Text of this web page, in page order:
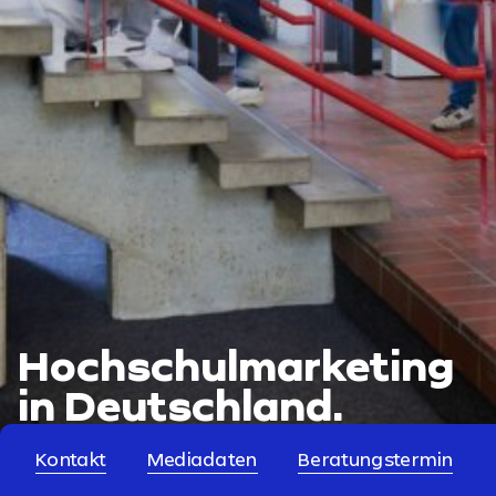
Hochschulmarketing
in Deutschland.
Kontakt Mediadaten Beratungstermin